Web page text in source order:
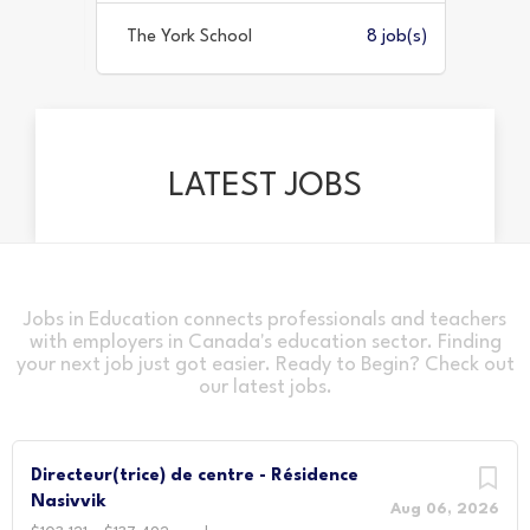
The York School 8 job(s)
LATEST JOBS
Jobs in Education connects professionals and teachers
with employers in Canada's education sector. Finding
your next job just got easier. Ready to Begin? Check out
our latest jobs.
Aug 06, 2026
Directeur(trice) de centre - Résidence
Nasivvik